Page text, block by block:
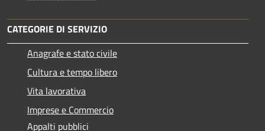
CATEGORIE DI SERVIZIO
Anagrafe e stato civile
Cultura e tempo libero
Vita lavorativa
Imprese e Commercio
Appalti pubblici